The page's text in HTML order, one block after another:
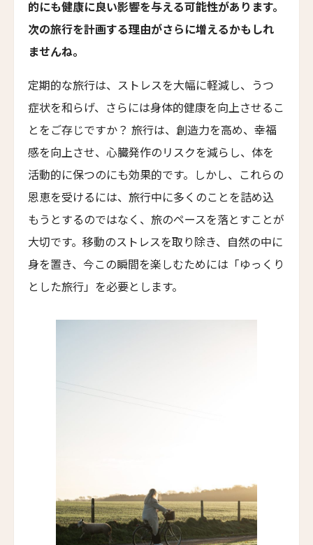
Castel Beau Site
ザ・グレース
The Grace
ムンドゥク・キャビンbyデサ・ヘイ
シーナ・ヴィラ・マティルデ
ザボラ・エステート
ル・ヌメロ3・バイ・シャンパーニュ・ティエノー
Le N°3 by Champagne Thiénot
トルフフス・リトリート
Torfhús Retreat
Lchang Nang Retreat
Shanghai Muh Shoou Zhujing Hotel
ザ・スパイア・ホテル
The Spire Hotel
8人
9人
10人
12人
13人
14人
15人
16人
7人
9人
11人
12人
13人
14人
15人
的にも健康に良い影響を与える可能性があります。
次の旅行を計画する理由がさらに増えるかもしれ
ませんね。
定期的な旅行は、ストレスを大幅に軽減し、うつ
症状を和らげ、さらには身体的健康を向上させるこ
とをご存じですか？ 旅行は、創造力を高め、幸福
感を向上させ、心臓発作のリスクを減らし、体を
活動的に保つのにも効果的です。しかし、これらの
恩恵を受けるには、旅行中に多くのことを詰め込
もうとするのではなく、旅のペースを落とすことが
大切です。移動のストレスを取り除き、自然の中に
身を置き、今この瞬間を楽しむためには「ゆっくり
とした旅行」を必要とします。